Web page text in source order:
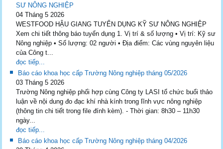
SƯ NÔNG NGHIỆP
04 Tháng 5 2026
WESTFOOD HẬU GIANG TUYỂN DỤNG KỸ SƯ NÔNG NGHIỆP
Xem chi tiết thông báo tuyển dụng 1. Vị trí & số lượng • Vị trí: Kỹ sư
Nông nghiệp • Số lượng: 02 người • Địa điểm: Các vùng nguyên liệu
của Công t...
đọc tiếp...
Báo cáo khoa học cấp Trường Nông nghiệp tháng 05/2026
03 Tháng 5 2026
Trường Nông nghiệp phối hợp cùng Công ty LASI tổ chức buổi thảo
luận về nội dung đo đạc khí nhà kính trong lĩnh vực nông nghiệp
(thông tin chi tiết trong file đính kèm). - Thời gian: 8h30 – 11h30
ngày...
đọc tiếp...
Báo cáo khoa học cấp Trường Nông nghiệp tháng 04/2026